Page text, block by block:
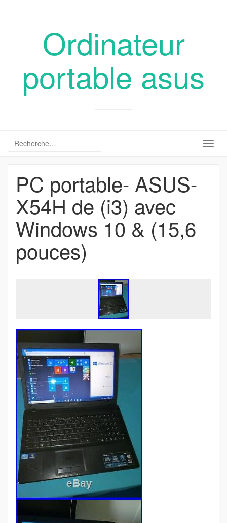
Ordinateur
portable asus
PC portable- ASUS-
X54H de (i3) avec
Windows 10 & (15,6
pouces)